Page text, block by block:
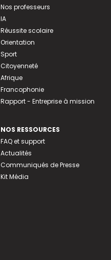
Nos professeurs
IA
Réussite scolaire
Orientation
Sport
Citoyenneté
Afrique
Francophonie
Rapport - Entreprise à mission
NOS RESSOURCES
FAQ et support
Actualités
Communiqués de Presse
Kit Média